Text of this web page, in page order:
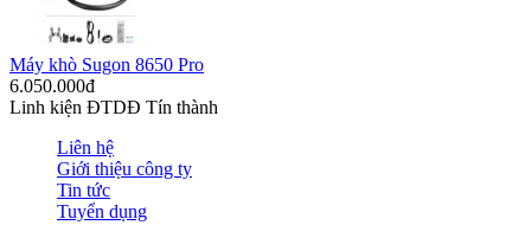
Máy khò Sugon 8650 Pro
6.050.000đ
Linh kiện ĐTDĐ Tín thành
Liên hệ
Giới thiệu công ty
Tin tức
Tuyển dụng